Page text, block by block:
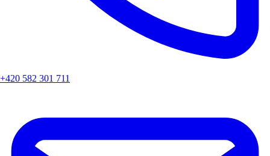
+420 582 301 711